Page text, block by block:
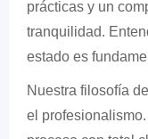
prácticas y un
tranquilidad.
estado es
Nuestra filosofía
el